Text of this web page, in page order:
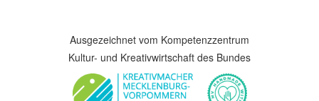
Ausgezeichnet vom Kompetenzzentrum
Kultur- und Kreativwirtschaft des Bundes